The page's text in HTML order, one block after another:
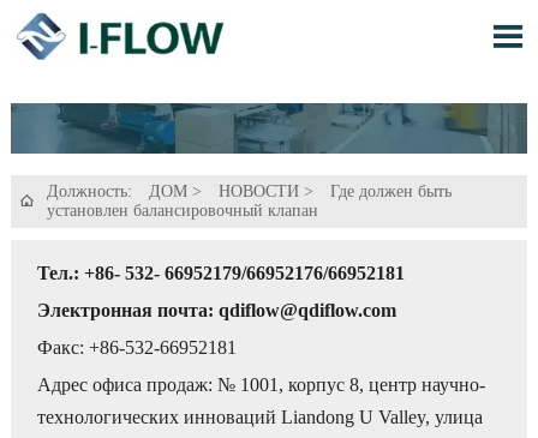


Должность: ДОМ> НОВОСТИ>
Где должен быть
установлен балансировочный клапан
Тел.: +86- 532- 66952179/66952176/66952181
Электронная почта: qdiflow@qdiflow.com
Факс: +86-532-66952181
Адрес офиса продаж: № 1001, корпус 8, центр научно-
технологических инноваций Liandong U Valley, улица